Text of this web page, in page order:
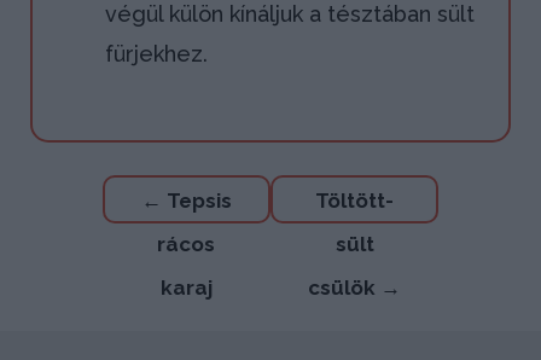
végül külön kínáljuk a tésztában sült
fürjekhez.
Bejegyzés
navigáció
← Tepsis
rácos
karaj
Töltött-
sült
csülök →